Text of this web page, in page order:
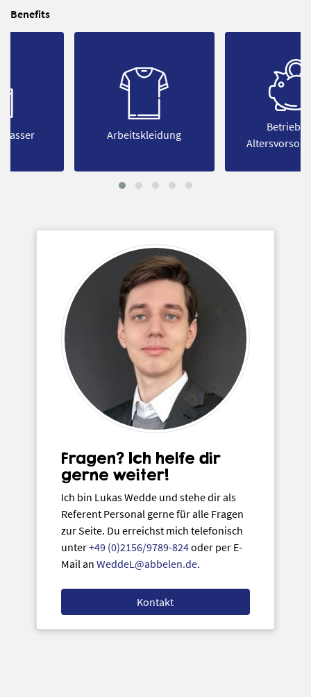
Benefits
Arbeitskleidung
Altersvorsorge (BAV)
Fragen? Ich helfe dir
gerne weiter!
Ich bin Lukas Wedde und stehe dir als
Referent Personal gerne für alle Fragen
zur Seite. Du erreichst mich telefonisch
unter+49 (0)2156/9789-824oder per E-
Mail anWeddeL@abbelen.de.
Kontakt